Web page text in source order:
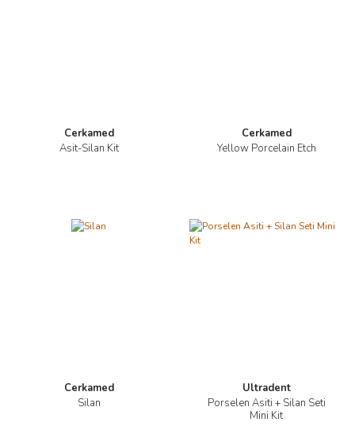
Cerkamed
Asit-Silan Kit
Cerkamed
Yellow Porcelain Etch
Cerkamed
Silan
Ultradent
Porselen Asiti + Silan Seti
Mini Kit